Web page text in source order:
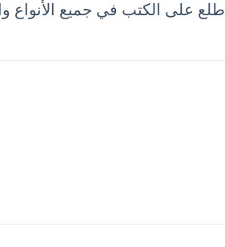
اطلع على الكتب في جميع الأنواع